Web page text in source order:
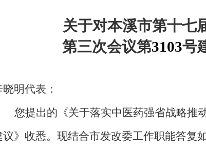
关于对本溪市第十七
第三次会议第3103号
晓明代表 ：
您提出的《关于落实中医药强省战略推
议》收悉。现结合市发改委工作职能答复